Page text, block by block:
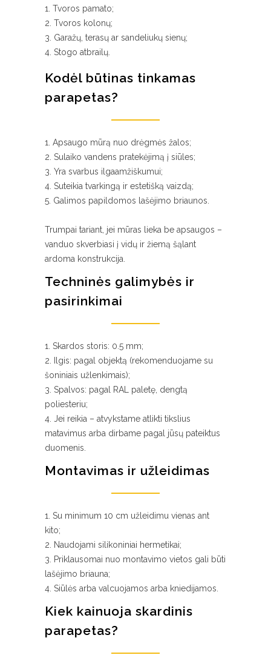
Tvoros pamato;
Tvoros kolonų;
Garažų, terasų ar sandeliukų sienų;
Stogo atbrailų.
Kodėl būtinas tinkamas
parapetas?
Apsaugo mūrą nuo drėgmės žalos;
Sulaiko vandens pratekėjimą į siūles;
Yra svarbus ilgaamžiškumui;
Suteikia tvarkingą ir estetišką vaizdą;
Galimos papildomos lašėjimo briaunos.
Trumpai tariant, jei mūras lieka be apsaugos –
vanduo skverbiasi į vidų ir žiemą šąlant
ardoma konstrukcija.
Techninės galimybės ir
pasirinkimai
Skardos storis: 0.5 mm;
Ilgis: pagal objektą (rekomenduojame su
šoniniais užlenkimais);
Spalvos: pagal RAL paletę, dengtą
poliesteriu;
Jei reikia – atvykstame atlikti tikslius
matavimus arba dirbame pagal jūsų pateiktus
duomenis.
Montavimas ir užleidimas
Su minimum 10 cm užleidimu vienas ant
kito;
Naudojami silikoniniai hermetikai;
Priklausomai nuo montavimo vietos gali būti
lašėjimo briauna;
Siūlės arba valcuojamos arba kniedijamos.
Kiek kainuoja skardinis
parapetas?